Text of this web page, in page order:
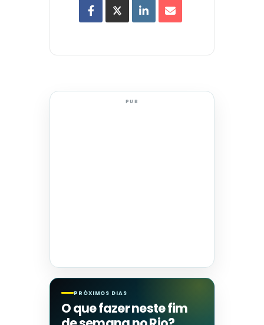
PUB
PRÓXIMOS DIAS
O que fazer neste fim